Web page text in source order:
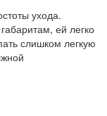
ухода.
ей легко
слишком легкую